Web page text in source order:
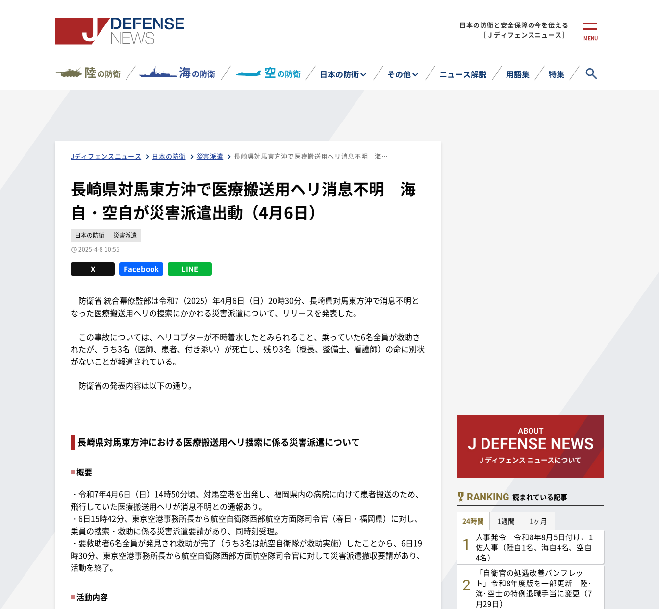
日本の防衛と安全保障の今を伝える
［Ｊディフェンスニュース］
MENU
陸の防衛 海の防衛 空の防衛 日本の防衛 その他 ニュース解説 用語集 特集
Jディフェンスニュース 日本の防衛 災害派遣 長崎県対馬東方沖で医療搬送用ヘリ消息不明 海自・空自が災害派遣出動（4月6日）
長崎県対馬東方沖で医療搬送用ヘリ消息不明 海
自・空自が災害派遣出動（4月6日）
日本の防衛
災害派遣
2025-4-8 10:55
X Facebook LINE
防衛省 統合幕僚監部は令和7（2025）年4月6日（日）20時30分、長崎県対馬東方沖で消息不明と
なった医療搬送用ヘリの捜索にかかわる災害派遣について、リリースを発表した。
この事故については、ヘリコプターが不時着水したとみられること、乗っていた6名全員が救助さ
れたが、うち3名（医師、患者、付き添い）が死亡し、残り3名（機長、整備士、看護師）の命に別状
がないことが報道されている。
防衛省の発表内容は以下の通り。
長崎県対馬東方沖における医療搬送用ヘリ捜索に係る災害派遣について
概要
・令和7年4月6日（日）14時50分頃、対馬空港を出発し、福岡県内の病院に向けて患者搬送のため、
飛行していた医療搬送用ヘリが消息不明との通報あり。
・6日15時42分、東京空港事務所長から航空自衛隊西部航空方面隊司令官（春日・福岡県）に対し、
乗員の捜索・救助に係る災害派遣要請があり、同時刻受理。
・要救助者6名全員が発見され救助が完了（うち3名は航空自衛隊が救助実施）したことから、6日19
時30分、東京空港事務所長から航空自衛隊西部方面航空隊司令官に対して災害派遣撤収要請があり、
活動を終了。
活動内容
RANKING 読まれている記事
24時間 1週間 1ヶ月
人事発令 令和8年8月5日付け、1
佐人事（陸自1名、海自4名、空自
4名）
「自衛官の処遇改善パンフレッ
ト」令和8年度版を一部更新 陸･
海･空士の特例退職手当に変更（7
月29日）